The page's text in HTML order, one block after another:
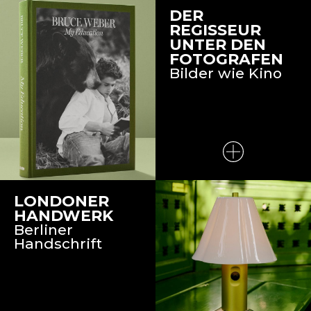
DER
REGISSEUR
UNTER DEN
FOTOGRAFEN
Bilder wie Kino
LONDONER
HANDWERK
Berliner
Handschrift